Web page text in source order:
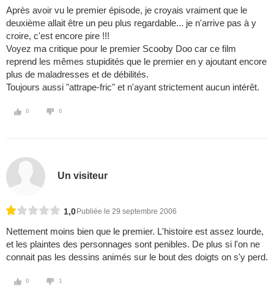
Après avoir vu le premier épisode, je croyais vraiment que le
deuxième allait être un peu plus regardable... je n'arrive pas à y
croire, c'est encore pire !!!
Voyez ma critique pour le premier Scooby Doo car ce film
reprend les mêmes stupidités que le premier en y ajoutant encore
plus de maladresses et de débilités.
Toujours aussi "attrape-fric" et n'ayant strictement aucun intérêt.
0 0
Un visiteur
1,0 Publiée le 29 septembre 2006
Nettement moins bien que le premier. L'histoire est assez lourde,
et les plaintes des personnages sont penibles. De plus si l'on ne
connait pas les dessins animés sur le bout des doigts on s'y perd.
0 1